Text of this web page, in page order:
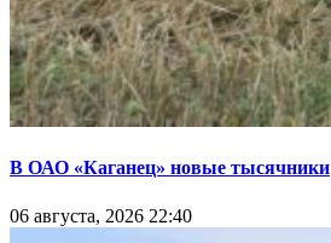
В ОАО «Каганец» новые тысячники
06 августа, 2026 22:40